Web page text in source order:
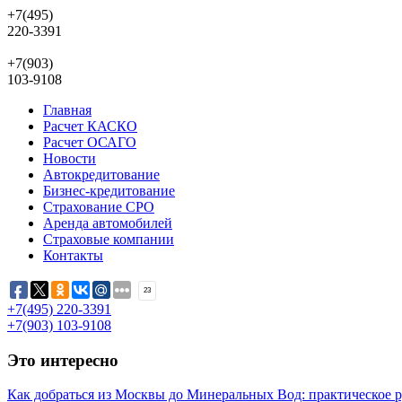
+7(495)
220-3391
+7(903)
103-9108
Главная
Расчет КАСКО
Расчет ОСАГО
Новости
Автокредитование
Бизнес-кредитование
Страхование СРО
Аренда автомобилей
Страховые компании
Контакты
23
+7(495) 220-3391
+7(903) 103-9108
Это интересно
Как добраться из Москвы до Минеральных Вод: практическое